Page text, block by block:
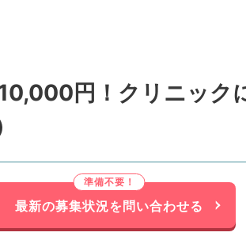
円！クリニック
最新の募集状況を問い合わせる